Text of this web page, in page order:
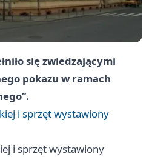
się zwiedzającymi
pokazu w ramach
i sprzęt wystawiony
i sprzęt wystawiony